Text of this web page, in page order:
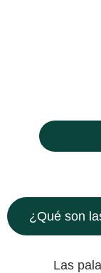
¿Qué son
Las